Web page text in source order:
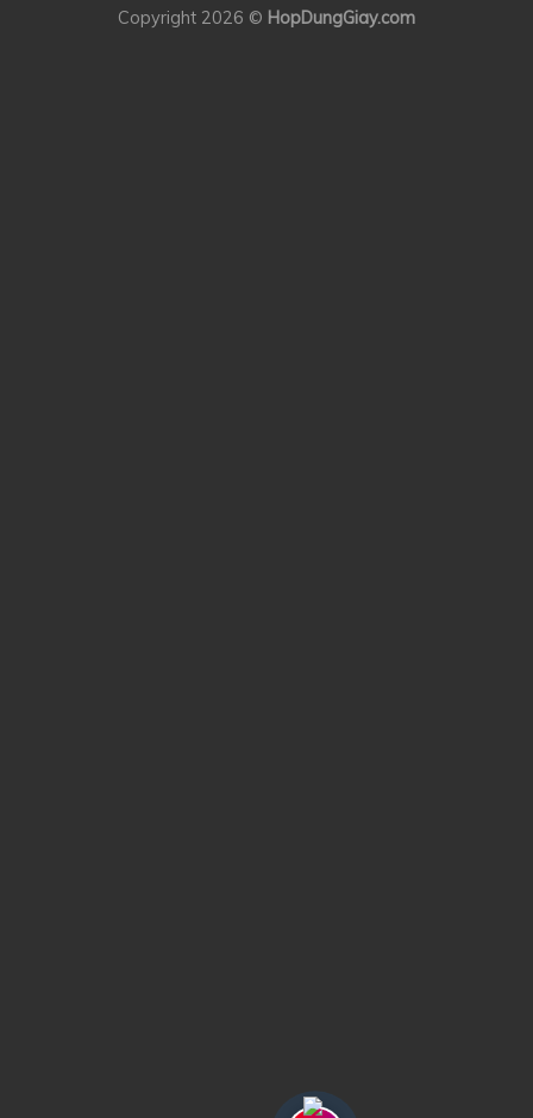
Copyright 2026 © HopDungGiay.com